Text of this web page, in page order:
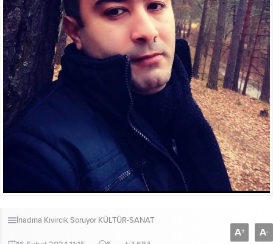
İnadına Kıvırcık Soruyor KÜLTÜR-SANAT
A+ A-